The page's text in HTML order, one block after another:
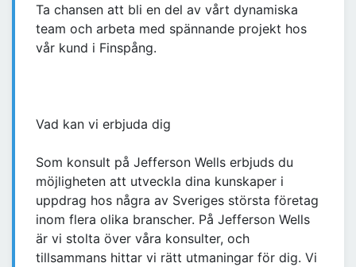
Ta chansen att bli en del av vårt dynamiska
team och arbeta med spännande projekt hos
vår kund i Finspång.
Vad kan vi erbjuda dig
Som konsult på Jefferson Wells erbjuds du
möjligheten att utveckla dina kunskaper i
uppdrag hos några av Sveriges största företag
inom flera olika branscher. På Jefferson Wells
är vi stolta över våra konsulter, och
tillsammans hittar vi rätt utmaningar för dig. Vi